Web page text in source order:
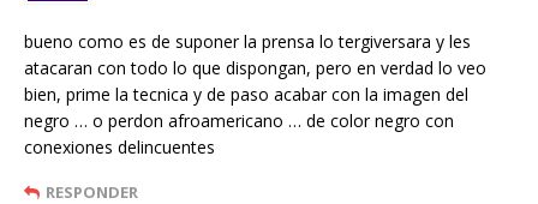
bueno como es de suponer la prensa lo tergiversara y les
atacaran con todo lo que dispongan, pero en verdad lo veo
bien, prime la tecnica y de paso acabar con la imagen del
negro … o perdon afroamericano … de color negro con
conexiones delincuentes
RESPONDER